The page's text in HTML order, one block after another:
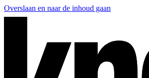
Overslaan en naar de inhoud gaan